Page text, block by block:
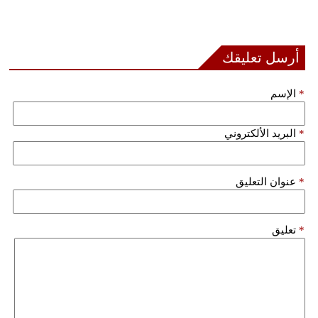
أرسل تعليقك
الإسم *
البريد الألكتروني *
عنوان التعليق *
تعليق *